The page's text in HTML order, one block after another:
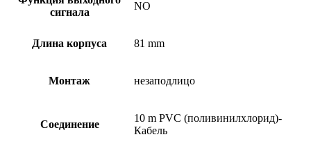
сигнала
NO
Длина корпуса 81 mm
Монтаж незаподлицо
Соединение
10 m PVC (поливинилхлорид)-
Кабель